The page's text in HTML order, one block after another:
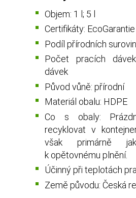
Objem: 1 l; 5 l
Certifikáty: EcoGarantie
Podíl přírodních
Počet pracích
dávek
Původ vůně: přírodní
Materiál obalu: HDPE
Co s obaly:
recyklovat v
však primárně
k opětovnému plnění.
Účinný při teplotách
Země původu: Česká